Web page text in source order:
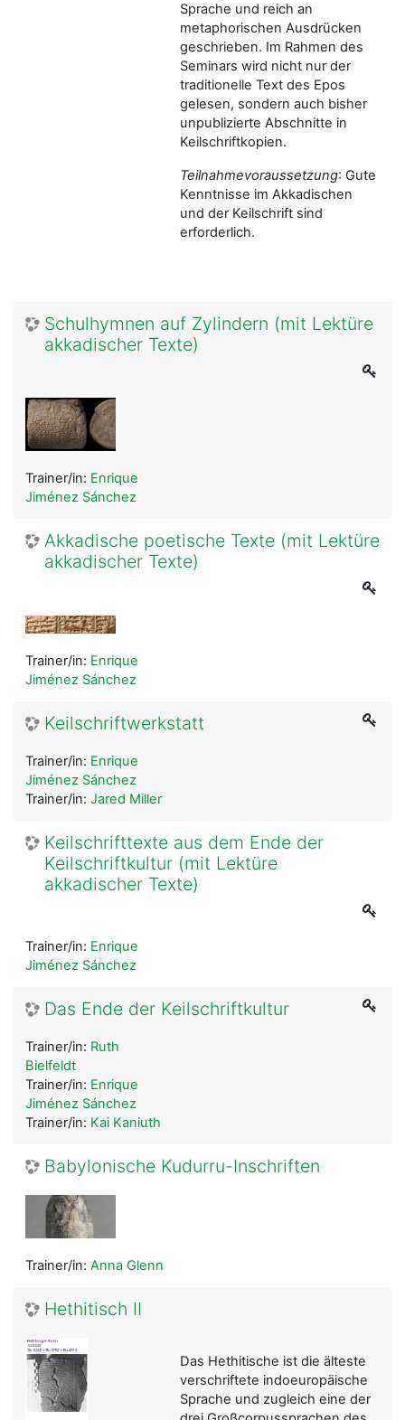
Sprache und reich an
metaphorischen Ausdrücken
geschrieben. Im Rahmen des
Seminars wird nicht nur der
traditionelle Text des Epos
gelesen, sondern auch bisher
unpublizierte Abschnitte in
Keilschriftkopien.
Teilnahmevoraussetzung: Gute
Kenntnisse im Akkadischen
und der Keilschrift sind
erforderlich.
Schulhymnen auf Zylindern (mit Lektüre
akkadischer Texte)
Trainer/in: Enrique
Jiménez Sánchez
Akkadische poetische Texte (mit Lektüre
akkadischer Texte)
Trainer/in: Enrique
Jiménez Sánchez
Keilschriftwerkstatt
Trainer/in: Enrique
Jiménez Sánchez
Trainer/in: Jared Miller
Keilschrifttexte aus dem Ende der
Keilschriftkultur (mit Lektüre
akkadischer Texte)
Trainer/in: Enrique
Jiménez Sánchez
Das Ende der Keilschriftkultur
Trainer/in: Ruth
Bielfeldt
Trainer/in: Enrique
Jiménez Sánchez
Trainer/in: Kai Kaniuth
Babylonische Kudurru-Inschriften
Trainer/in: Anna Glenn
Hethitisch II
Das Hethitische ist die älteste
verschriftete indoeuropäische
Sprache und zugleich eine der